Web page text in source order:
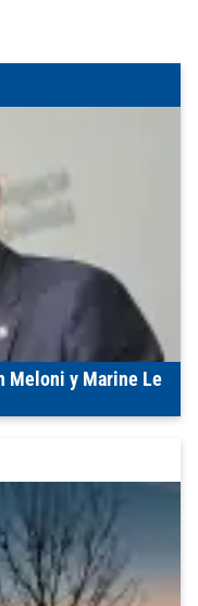
Meloni y Marine Le